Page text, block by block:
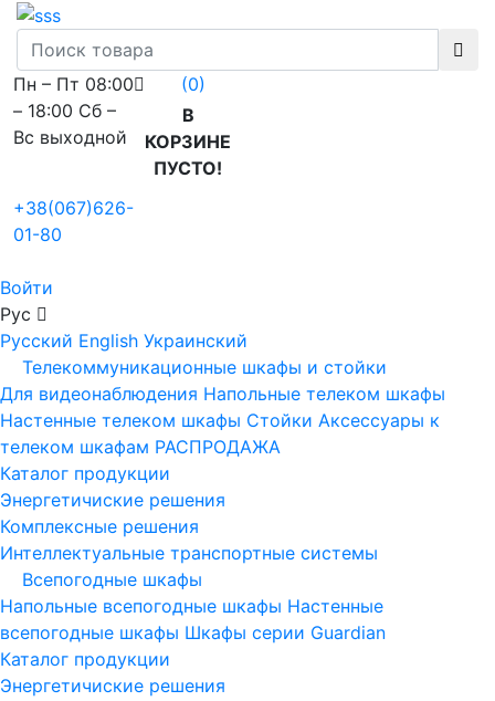
Пн – Пт 08:00
– 18:00 Сб –
Вс выходной
+38(067)626-
01-80
(0)
В
КОРЗИНЕ
ПУСТО!
Войти
Рус
Русский English Украинский
Телекоммуникационные шкафы и стойки
Для видеонаблюдения Напольные телеком шкафы
Настенные телеком шкафы Стойки Аксессуары к
телеком шкафам РАСПРОДАЖА
Каталог продукции
Энергетичиские решения
Комплексные решения
Интеллектуальные транспортные системы
Всепогодные шкафы
Напольные всепогодные шкафы Настенные
всепогодные шкафы Шкафы серии Guardian
Каталог продукции
Энергетичиские решения